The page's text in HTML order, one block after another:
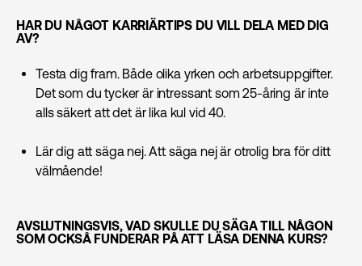
HAR DU NÅGOT KARRIÄRTIPS DU VILL DELA MED DIG
AV?
Testa dig fram. Både olika yrken och arbetsuppgifter.
Det som du tycker är intressant som 25-åring är inte
alls säkert att det är lika kul vid 40.
Lär dig att säga nej. Att säga nej är otrolig bra för ditt
välmående!
AVSLUTNINGSVIS, VAD SKULLE DU SÄGA TILL NÅGON
SOM OCKSÅ FUNDERAR PÅ ATT LÄSA DENNA KURS?